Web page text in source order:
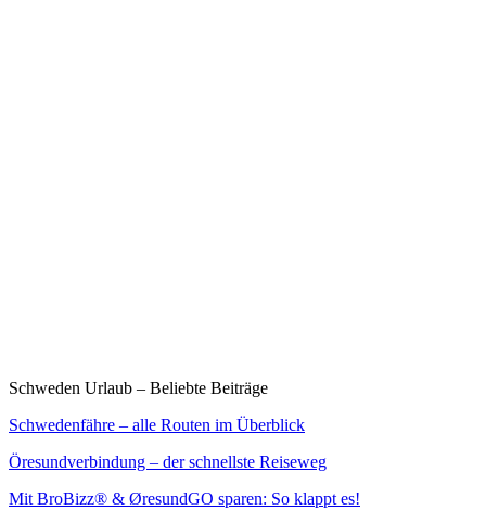
Schweden Urlaub – Beliebte Beiträge
Schwedenfähre – alle Routen im Überblick
Öresundverbindung – der schnellste Reiseweg
Mit BroBizz® & ØresundGO sparen: So klappt es!